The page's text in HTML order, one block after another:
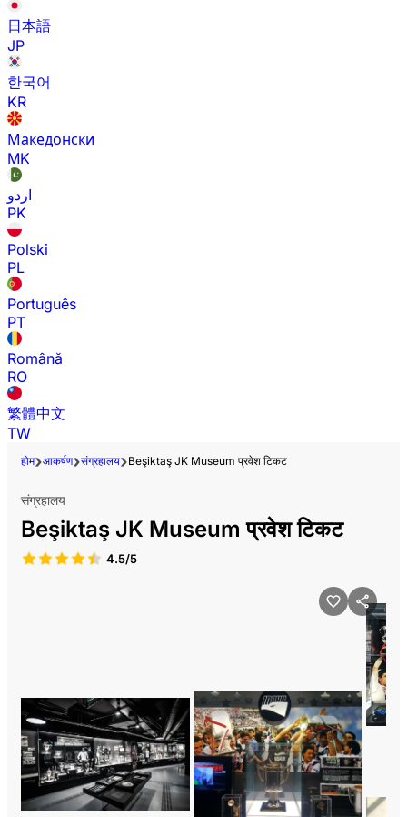
日本語
JP
한국어
KR
Македонски
MK
اردو
PK
Polski
PL
Português
PT
Română
RO
繁體中文
TW
होम आकर्षण संग्रहालय Beşiktaş JK Museum प्रवेश टिकट
संग्रहालय
Beşiktaş JK Museum प्रवेश टिकट
4.5/5